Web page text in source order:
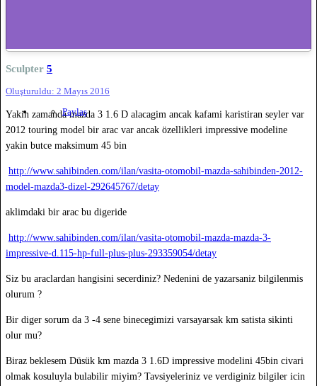
Sculpter 5
Oluşturuldu: 2 Mayıs 2016
Paylaş
Yakin zamanda mazda 3 1.6 D alacagim ancak kafami karistiran seyler var
2012 touring model bir arac var ancak özellikleri impressive modeline
yakin butce maksimum 45 bin
http://www.sahibinden.com/ilan/vasita-otomobil-mazda-sahibinden-2012-
model-mazda3-dizel-292645767/detay
aklimdaki bir arac bu digeride
http://www.sahibinden.com/ilan/vasita-otomobil-mazda-mazda-3-
impressive-d.115-hp-full-plus-plus-293359054/detay
Siz bu araclardan hangisini secerdiniz? Nedenini de yazarsaniz bilgilenmis
olurum ?
Bir diger sorum da 3 -4 sene binecegimizi varsayarsak km satista sikinti
olur mu?
Biraz beklesem Düsük km mazda 3 1.6D impressive modelini 45bin civari
olmak kosuluyla bulabilir miyim? Tavsiyeleriniz ve verdiginiz bilgiler icin